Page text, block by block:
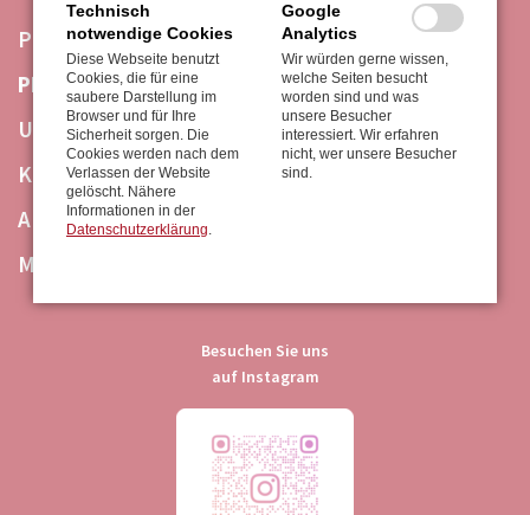
NAVIGATION
ÜBERSPRINGEN
PRIVATKUNDEN
PROFESSIONAL
UNTERNEHMEN
KONTAKT
AKTIONEN
MARKEN
Besuchen Sie uns
auf Instagram
Technisch
notwendige Cookies
Diese Webseite benutzt
Cookies, die für eine
saubere Darstellung im
Browser und für Ihre
Sicherheit sorgen. Die
Cookies werden nach dem
Verlassen der Website
gelöscht. Nähere
Informationen in der
Datenschutzerklärung
Google
Analytics
Wir würden gerne wissen,
welche Seiten besucht
worden sind und was
unsere Besucher
interessiert. Wir erfahren
nicht, wer unsere Besucher
sind.